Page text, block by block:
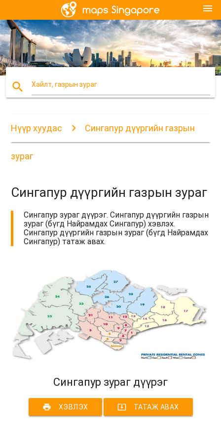
menu
search Хайлт, газрын зураг
Нүүр хуудас Сингапур дүүргийн газрын
зураг
Сингапур дүүргийн газрын зураг
Сингапур зураг дүүрэг. Сингапур дүүргийн газрын
зураг (бүгд Найрамдах Сингапур) хэвлэх.
Сингапур дүүргийн газрын зураг (бүгд Найрамдах
Сингапур) татаж авах.
Сингапур зураг дүүрэг
print ХЭВЛЭХ system_update_alt ТАТАЖ АВАХ